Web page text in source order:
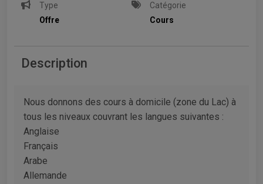
Type
Offre
Catégorie
Cours
Description
Nous donnons des cours à domicile (zone du Lac) à
tous les niveaux couvrant les langues suivantes :
Anglaise
Français
Arabe
Allemande